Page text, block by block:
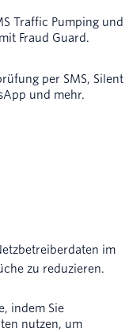
Traffic Pumping und
Fraud Guard.
per SMS, Silent
und mehr.
im
zu reduzieren.
indem Sie
nutzen, um